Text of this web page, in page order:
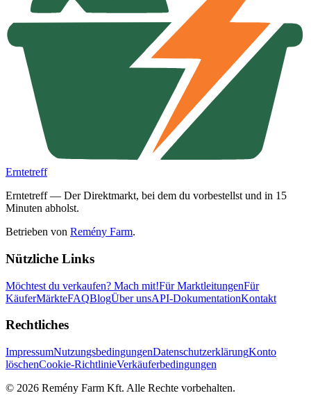
Erntetreff
Erntetreff — Der Direktmarkt, bei dem du vorbestellst und in 15
Minuten abholst.
Betrieben von Remény Farm.
Nützliche Links
Möchtest du verkaufen? Mach mit!Für MarktleitungenFür
KäuferMärkteFAQBlogÜber unsAPI-DokumentationKontakt
Rechtliches
ImpressumNutzungsbedingungenDatenschutzerklärungKonto
löschenCookie-RichtlinieVerkäuferbedingungen
© 2026 Remény Farm Kft. Alle Rechte vorbehalten.